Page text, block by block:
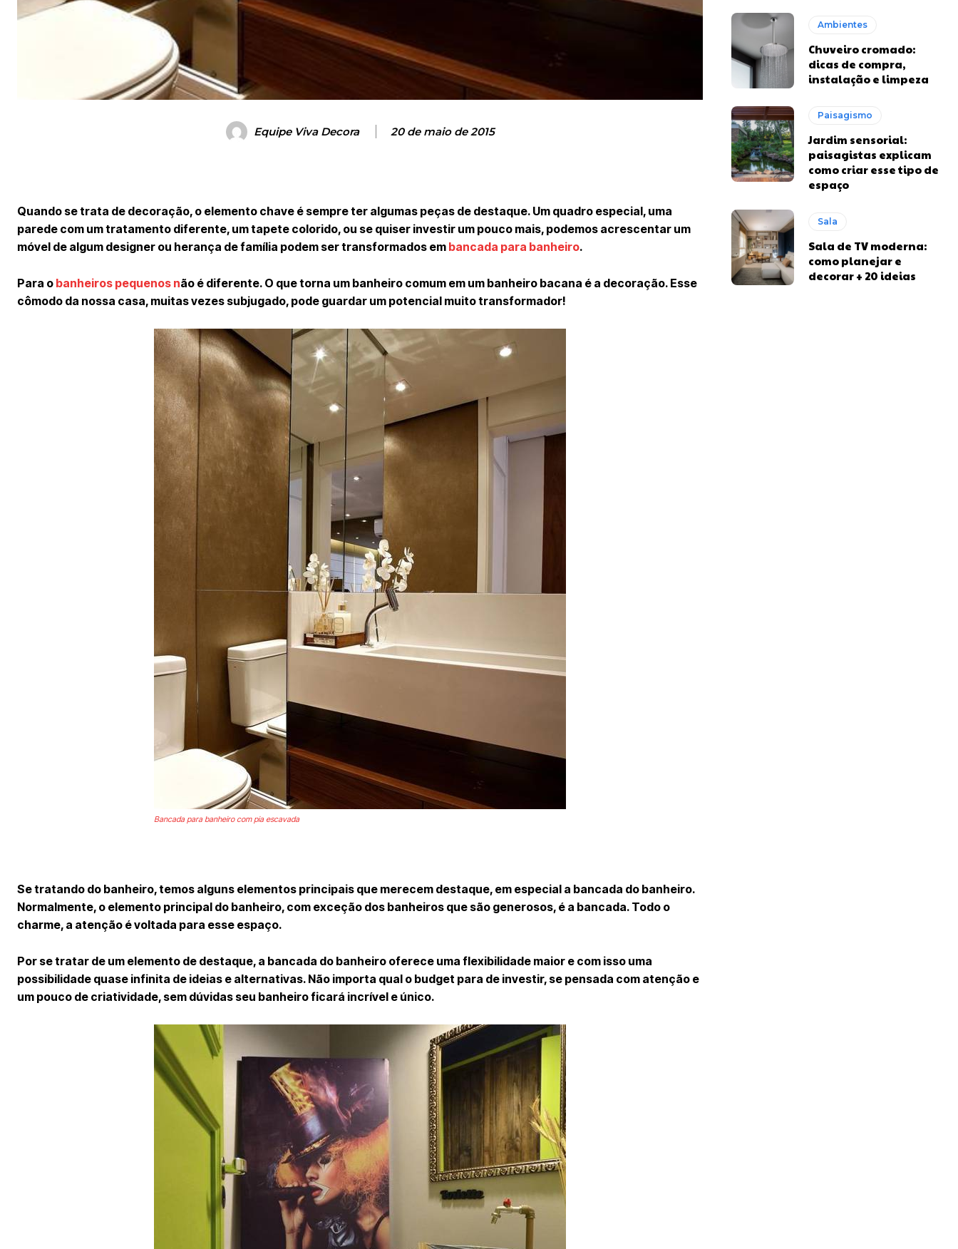
Equipe Viva Decora 20 de maio de 2015
Quando se trata de decoração, o elemento chave é sempre ter algumas peças de destaque. Um quadro especial, uma
parede com um tratamento diferente, um tapete colorido, ou se quiser investir um pouco mais, podemos acrescentar um
móvel de algum designer ou herança de família podem ser transformados em bancada para banheiro.
Para o banheiros pequenos não é diferente. O que torna um banheiro comum em um banheiro bacana é a decoração. Esse
cômodo da nossa casa, muitas vezes subjugado, pode guardar um potencial muito transformador!
Bancada para banheiro com pia escavada
Se tratando do banheiro, temos alguns elementos principais que merecem destaque, em especial a bancada do banheiro.
Normalmente, o elemento principal do banheiro, com exceção dos banheiros que são generosos, é a bancada. Todo o
charme, a atenção é voltada para esse espaço.
Por se tratar de um elemento de destaque, a bancada do banheiro oferece uma flexibilidade maior e com isso uma
possibilidade quase infinita de ideias e alternativas. Não importa qual o budget para de investir, se pensada com atenção e
um pouco de criatividade, sem dúvidas seu banheiro ficará incrível e único.
Ambientes
Chuveiro cromado:
dicas de compra,
instalação e limpeza
Paisagismo
Jardim sensorial:
paisagistas explicam
como criar esse tipo de
espaço
Sala
Sala de TV moderna:
como planejar e
decorar + 20 ideias